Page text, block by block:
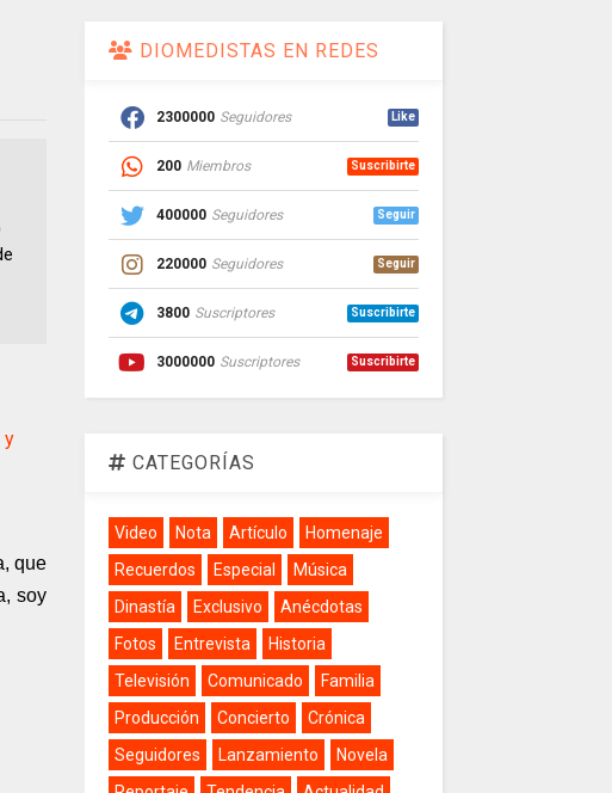
y
que
soy
DIOMEDISTAS EN REDES
2300000 Seguidores Like
200 Miembros Suscribirte
400000 Seguidores Seguir
220000 Seguidores Seguir
3800 Suscriptores Suscribirte
3000000 Suscriptores Suscribirte
CATEGORÍAS
Video Nota Artículo
Homenaje
Recuerdos
Especial
Música
Dinastía
Exclusivo
Anécdotas
Fotos
Entrevista
Historia
Televisión
Comunicado
Familia
Producción
Concierto
Crónica
Seguidores
Lanzamiento
Novela